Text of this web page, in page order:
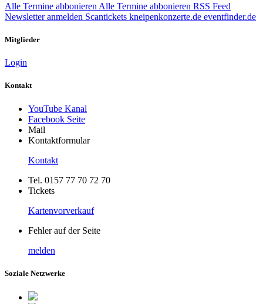
Alle Termine abbonieren Alle Termine abbonieren RSS Feed
Newsletter anmelden Scantickets kneipenkonzerte.de eventfinder.de
Mitglieder
Login
Kontakt
YouTube Kanal
Facebook Seite
Mail
Kontaktformular
Kontakt
Tel. 0157 77 70 72 70
Tickets
Kartenvorverkauf
Fehler auf der Seite
melden
Soziale Netzwerke